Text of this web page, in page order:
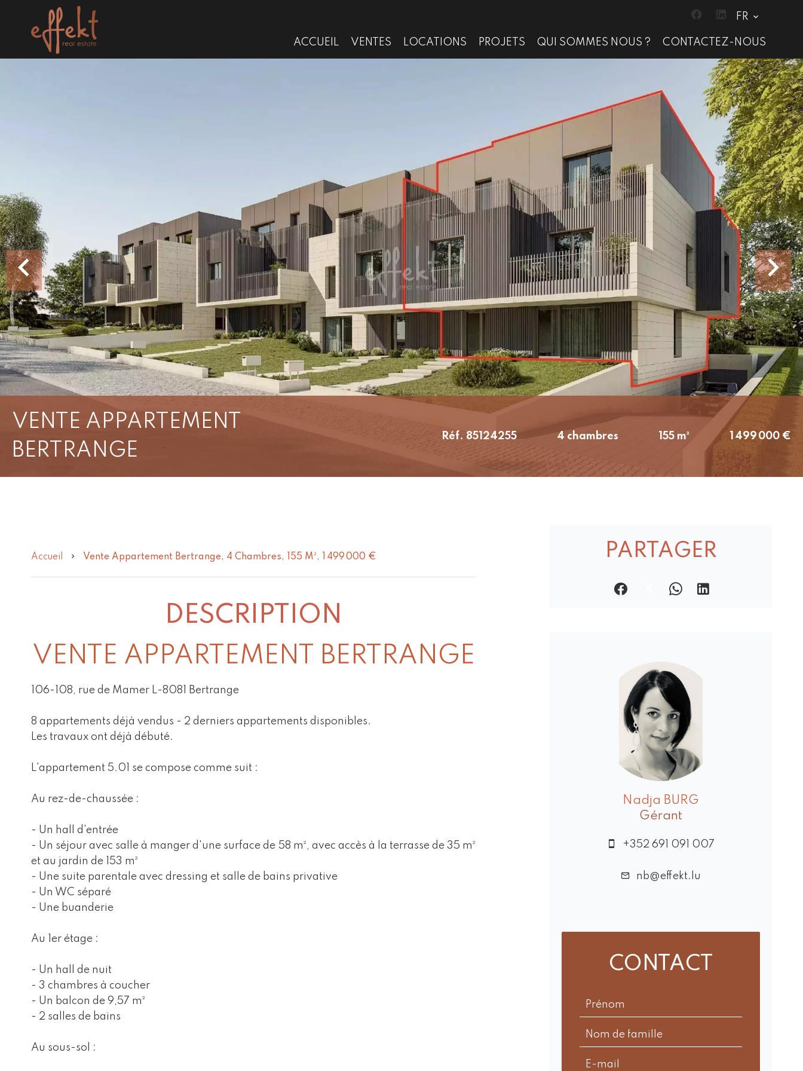
FR
ACCUEIL VENTES LOCATIONS PROJETS QUI SOMMES NOUS ? CONTACTEZ-NOUS
VENTE APPARTEMENT
BERTRANGE
Réf. 85124255 4 chambres 155 m² 1 499 000 €
Accueil Vente Appartement Bertrange, 4 Chambres, 155 M², 1 499 000 €
DESCRIPTION
VENTE APPARTEMENT BERTRANGE
106-108, rue de Mamer L-8081 Bertrange
8 appartements déjà vendus - 2 derniers appartements disponibles.
Les travaux ont déjà débuté.
L'appartement 5.01 se compose comme suit :
Au rez-de-chaussée :
- Un hall d'entrée
- Un séjour avec salle à manger d'une surface de 58 m², avec accès à la terrasse de 35 m²
et au jardin de 153 m²
- Une suite parentale avec dressing et salle de bains privative
- Un WC séparé
- Une buanderie
Au 1er étage :
- Un hall de nuit
- 3 chambres à coucher
- Un balcon de 9,57 m²
- 2 salles de bains
Au sous-sol :
PARTAGER
Nadja BURG
Gérant
+352 691 091 007
nb@effekt.lu
CONTACT